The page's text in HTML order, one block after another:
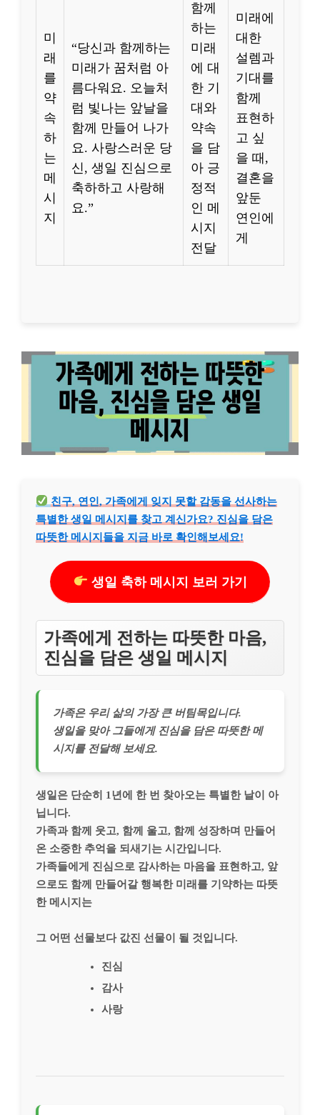
미
래
를
약
속
하
는
메
시
지
“당신과 함께하는
미래가 꿈처럼 아
름다워요. 오늘처
럼 빛나는 앞날을
함께 만들어 나가
요. 사랑스러운 당
신, 생일 진심으로
축하하고 사랑해
요.”
함께
하는
미래
에 대
한 기
대와
약속
을 담
아 긍
정적
인 메
시지
전달
미래에
대한
설렘과
기대를
함께
표현하
고 싶
을 때,
결혼을
앞둔
연인에
게
친구, 연인, 가족에게 잊지 못할 감동을 선사하는
특별한 생일 메시지를 찾고 계신가요? 진심을 담은
따뜻한 메시지들을 지금 바로 확인해보세요!
생일 축하 메시지 보러 가기
가족에게 전하는 따뜻한 마음,
진심을 담은 생일 메시지
가족은 우리 삶의 가장 큰 버팀목입니다.
생일을 맞아 그들에게 진심을 담은 따뜻한 메
시지를 전달해 보세요.
생일은 단순히 1년에 한 번 찾아오는 특별한 날이 아
닙니다.
가족과 함께 웃고, 함께 울고, 함께 성장하며 만들어
온 소중한 추억을 되새기는 시간입니다.
가족들에게 진심으로 감사하는 마음을 표현하고, 앞
으로도 함께 만들어갈 행복한 미래를 기약하는 따뜻
한 메시지는
그 어떤 선물보다 값진 선물이 될 것입니다.
진심
감사
사랑